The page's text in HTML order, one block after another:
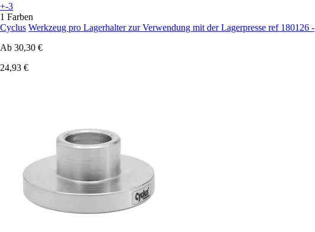
+-3
1 Farben
Cyclus Werkzeug pro Lagerhalter zur Verwendung mit der Lagerpresse ref 180126 -
Ab 30,30 €
24,93 €